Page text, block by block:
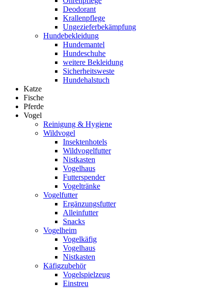
Deodorant
Krallenpflege
Ungezieferbekämpfung
Hundebekleidung
Hundemantel
Hundeschuhe
weitere Bekleidung
Sicherheitsweste
Hundehalstuch
Katze
Fische
Pferde
Vogel
Reinigung & Hygiene
Wildvogel
Insektenhotels
Wildvogelfutter
Nistkasten
Vogelhaus
Futterspender
Vogeltränke
Vogelfutter
Ergänzungsfutter
Alleinfutter
Snacks
Vogelheim
Vogelkäfig
Vogelhaus
Nistkasten
Käfigzubehör
Vogelspielzeug
Einstreu